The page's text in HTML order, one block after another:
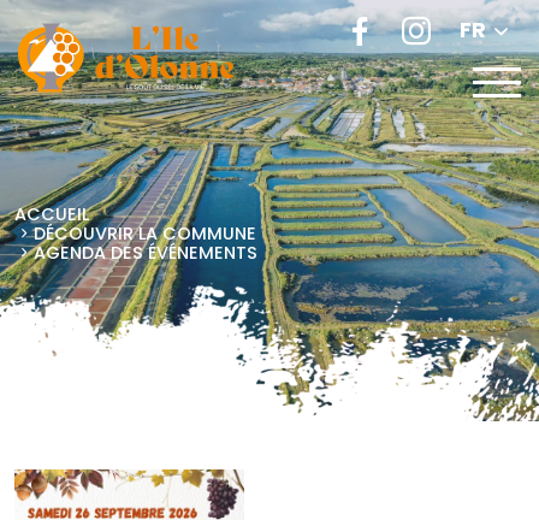
FR
ACCUEIL
DÉCOUVRIR LA COMMUNE
AGENDA DES ÉVÉNEMENTS